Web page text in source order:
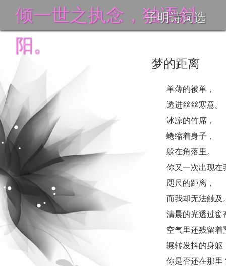
倾一世之执念，独语斜
阳。
子明诗词选
梦的距离
单薄的被单，
透进丝丝寒意。
冰凉的竹席，
蜷缩着身子，
躲在角落里。
你又一次出现
咫尺的距离，
而我却无法触
清晨的光透过
空气里还残留
辗转发抖的身
你是否还在那